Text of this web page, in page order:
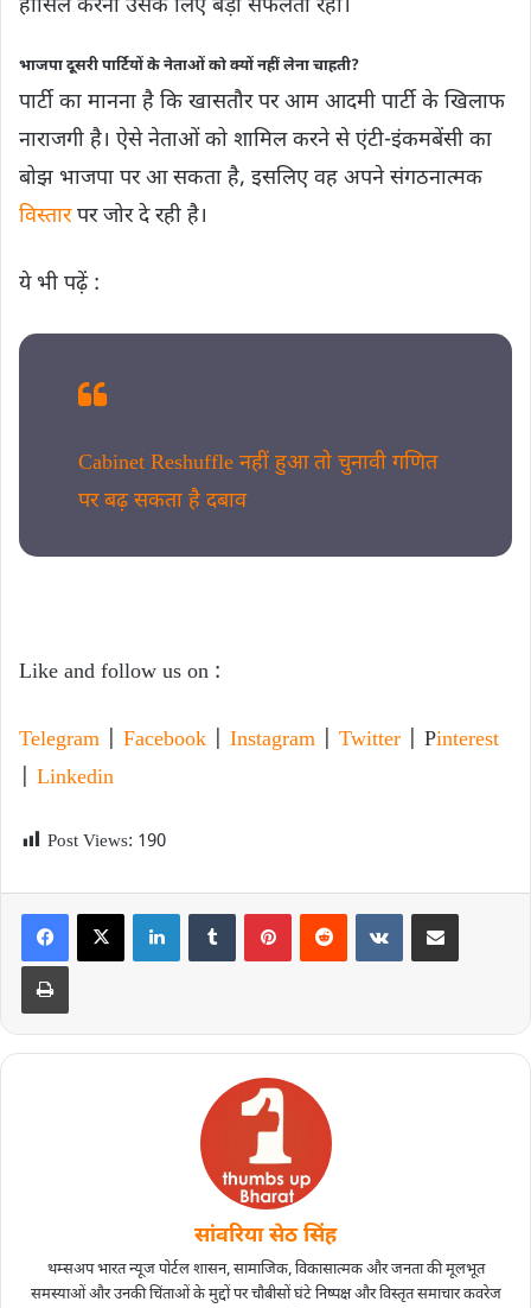
हासिल करना उसके लिए बड़ी सफलता रही।
भाजपा दूसरी पार्टियों के नेताओं को क्यों नहीं लेना चाहती?
पार्टी का मानना है कि खासतौर पर आम आदमी पार्टी के खिलाफ
नाराजगी है। ऐसे नेताओं को शामिल करने से एंटी-इंकमबेंसी का
बोझ भाजपा पर आ सकता है, इसलिए वह अपने संगठनात्मक
विस्तारपर जोर दे रही है।
ये भी पढ़ें :
Cabinet Reshuffle नहीं हुआ तो चुनावी गणित
पर बढ़ सकता है दबाव
Like and follow us on :
Telegram Facebook Instagram Twitter | Pinterest
Linkedin
Post Views: 190
सांवरिया सेठ सिंह
थम्सअप भारत न्यूज पोर्टल शासन, सामाजिक, विकासात्मक और जनता की मूलभूत
समस्याओं और उनकी चिंताओं के मुद्दों पर चौबीसों घंटे निष्पक्ष और विस्तृत समाचार कवरेज